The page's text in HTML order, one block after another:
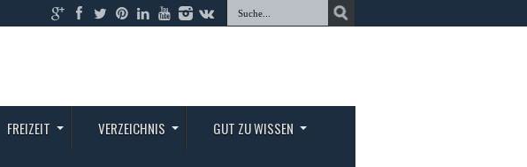
FREIZEIT VERZEICHNIS GUT ZU WISSEN